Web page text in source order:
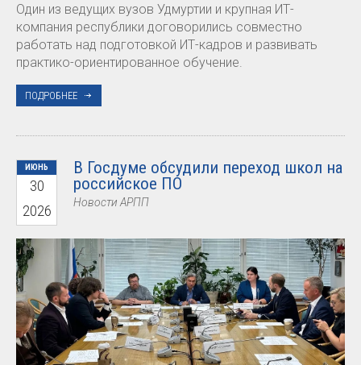
Один из ведущих вузов Удмуртии и крупная ИТ-
компания республики договорились совместно
работать над подготовкой ИТ-кадров и развивать
практико-ориентированное обучение.
ПОДРОБНЕЕ
ИЮНЬ
30
2026
В Госдуме обсудили переход школ на
российское ПО
Новости АРПП